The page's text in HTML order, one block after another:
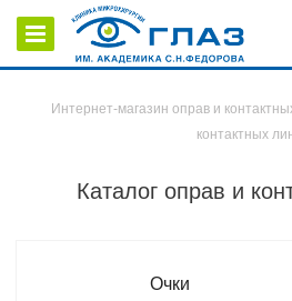
Интернет-магазин оправ и
контактных
Каталог оправ и
Очки